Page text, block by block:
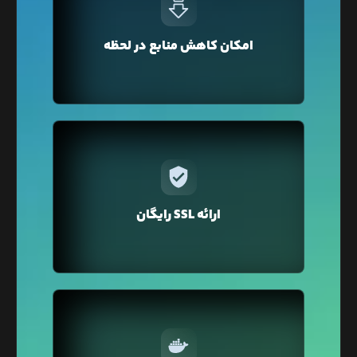
امکان کاهش منابع در لحظه
وبسایت‌تان زیاد شود و شما منابع سخت‌افزاری
وبسایت‌تان را ارتقا دهید اما بعد از گذشت آن روز دیگر
نیازی به منابع بالا نداشته باشید. در لیارا می‌توانید
مجدد به پلن قبلی خود بازگردید تا برای منابعی که نیاز
ارائه SSL رایگان
در لیارا برای دامنه‌ی‌ اختصاصی‌تان فقط با یک کلیک
می‌توانید گواهی SSL را تهیه کنید. نگران تمدید هم
شما تمدید می‌کند.